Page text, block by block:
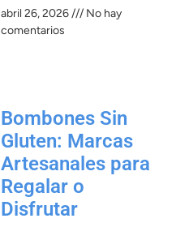
abril 26, 2026
No hay
comentarios
Bombones Sin
Gluten: Marcas
Artesanales para
Regalar o
Disfrutar